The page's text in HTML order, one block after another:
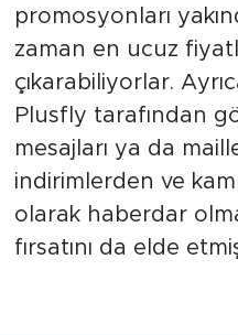
promosyonları
zaman en ucuz
çıkarabiliyorlar.
Plusfly tarafından
mesajları ya da
indirimlerden ve
olarak haberdar
fırsatını da elde